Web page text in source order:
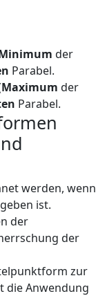
der
Parabel.
Maximum der
Parabel.
werden, wenn
ist.
der
der
zur
die Anwendung